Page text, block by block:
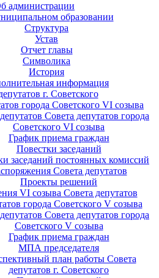
администрации
образовании
Структура
Устав
Отчет главы
Символика
История
информация
г. Советского
города Советского VI созыва
Совета депутатов города
Советского VI созыва
График приема граждан
Повестки заседаний
заседаний постоянных комиссий
Совета депутатов
Проекты решений
VI созыва Совета депутатов
города Советского V созыва
Совета депутатов города
Советского V созыва
График приема граждан
МПА председателя
план работы Совета
депутатов г. Советского